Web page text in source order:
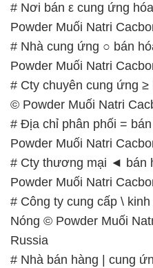
# Nơi bán ε cung ứng
Powder Muối Natri
# Nhà cung ứng ○ bán
Powder Muối Natri
# Cty chuyên cung ứng
© Powder Muối Natri
# Địa chỉ phân phối =
Powder Muối Natri
# Cty thương mại ◄ bán
Powder Muối Natri
# Công ty cung cấp \
Nóng © Powder Muối
Russia
# Nhà bán hàng | cung